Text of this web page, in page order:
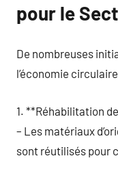
pour le
De nombreuses
l’économie
1. **Réhabilitation
– Les matériaux
sont réutilisés pour